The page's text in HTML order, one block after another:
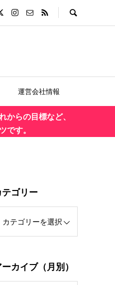
運営会社情報
からの目標など、
です。
テゴリー
ーカイブ（月別）